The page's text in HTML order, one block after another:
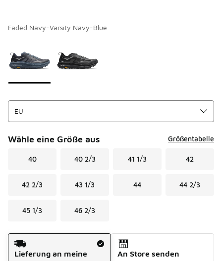
Faded Navy-Varsity Navy-Blue
Wähle eine Größe aus Größentabelle
40 40 2/3 41 1/3 42
42 2/3 43 1/3 44 44 2/3
45 1/3 46 2/3
Versandart
Lieferung an meine
An Store senden